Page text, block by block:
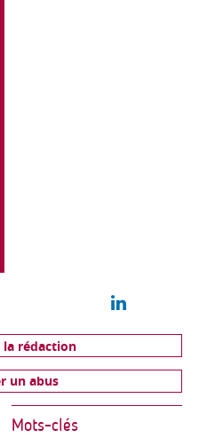
la rédaction
un abus
Mots-clés